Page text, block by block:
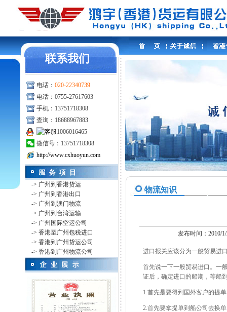
联系我们
电话： 020-22340739
电话：0755-27617603
手机：13751718308
查询：18688967883
1006016465
微信号：13751718308
http://www.cxhuoyun.com
-> 广州到香港货运
-> 广州到香港出口
-> 广州到澳门物流
-> 广州到台湾运输
-> 广州国际空运公司
-> 香港至广州包税进口
-> 香港到广州货运公司
-> 香港到广州物流公司
物流知识
发布时间：2010/1/
进口报关应该分为一般贸易进
首先说一下一般贸易进口。一
证后，确定进口的船期，等船
1.首先是要得到国外客户的提
2.首先要拿提单到船公司去换